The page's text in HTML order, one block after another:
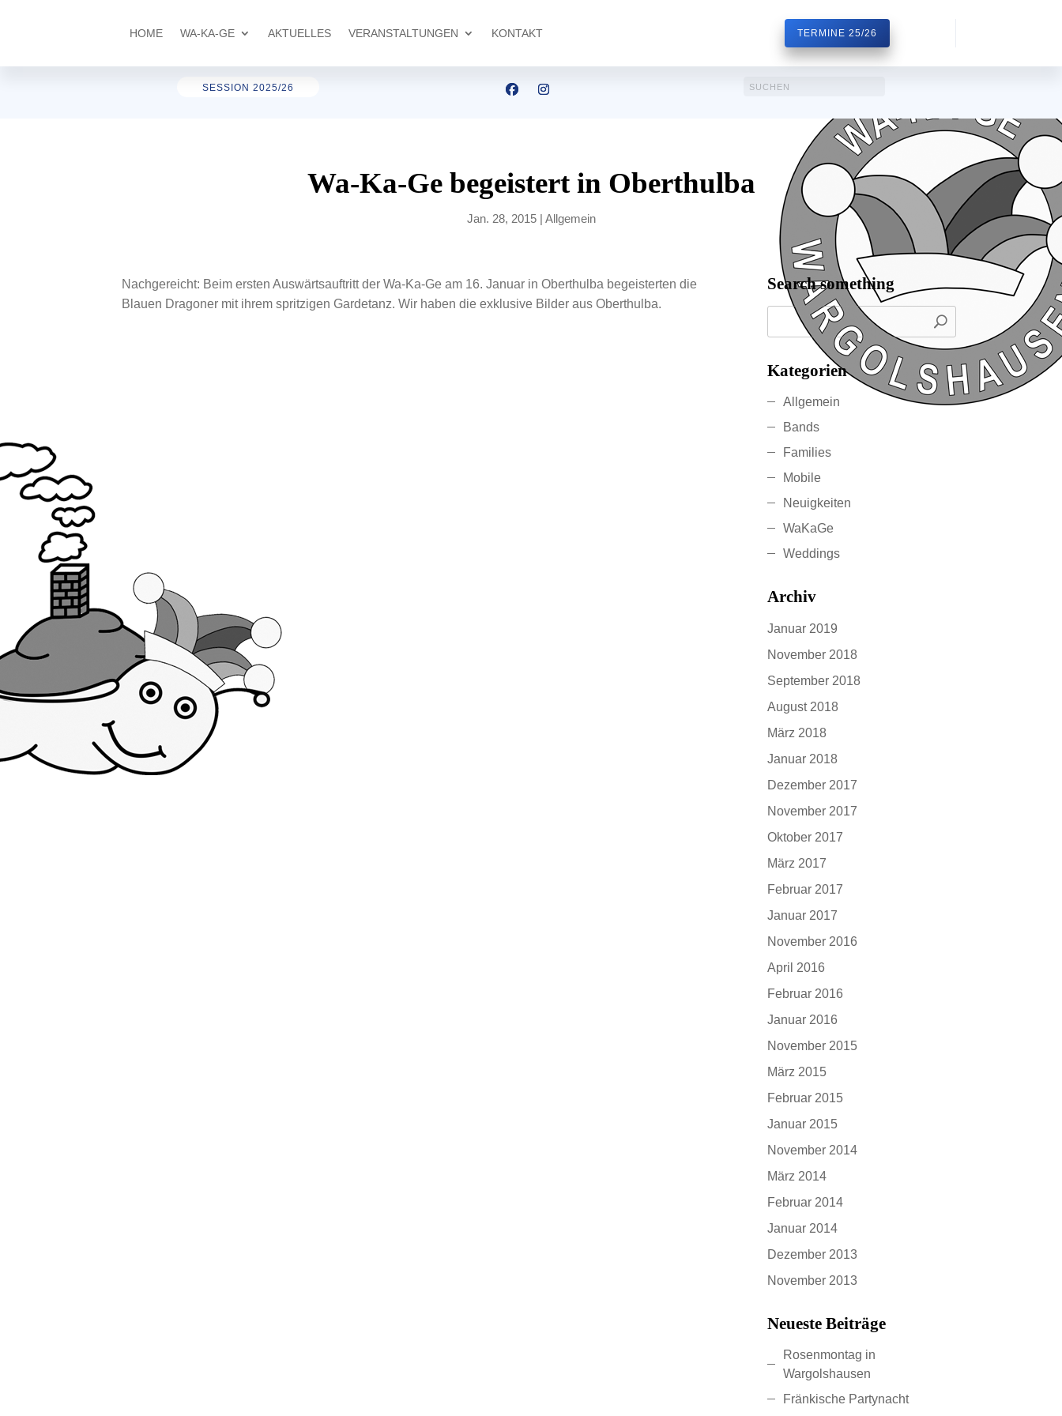
HOME WA-KA-GE AKTUELLES VERANSTALTUNGEN KONTAKT TERMINE 25/26
SESSION 2025/26
Wa-Ka-Ge begeistert in Oberthulba
Jan. 28, 2015| Allgemein
Nachgereicht: Beim ersten Auswärtsauftritt der Wa-Ka-Ge am 16. Januar in Oberthulba begeisterten die
Blauen Dragoner mit ihrem spritzigen Gardetanz. Wir haben die exklusive Bilder aus Oberthulba.
Search something
Kategorien
Allgemein
Bands
Families
Mobile
Neuigkeiten
WaKaGe
Weddings
Archiv
Januar 2019
November 2018
September 2018
August 2018
März 2018
Januar 2018
Dezember 2017
November 2017
Oktober 2017
März 2017
Februar 2017
Januar 2017
November 2016
April 2016
Februar 2016
Januar 2016
November 2015
März 2015
Februar 2015
Januar 2015
November 2014
März 2014
Februar 2014
Januar 2014
Dezember 2013
November 2013
Neueste Beiträge
Rosenmontag in
Wargolshausen
Fränkische Partynacht